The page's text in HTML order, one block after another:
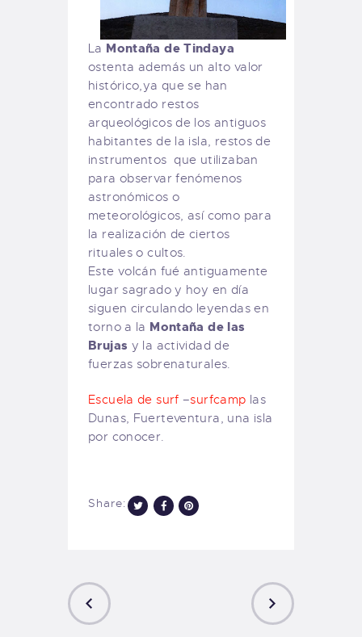
La Montaña de Tindaya
ostenta además un alto valor
histórico,ya que se han
encontrado restos
arqueológicos de los antiguos
habitantes de la isla, restos de
instrumentos que utilizaban
para observar fenómenos
astronómicos o
meteorológicos, así como para
la realización de ciertos
rituales o cultos.
Este volcán fué antiguamente
lugar sagrado y hoy en día
siguen circulando leyendas en
torno a la Montaña de las
Brujas y la actividad de
fuerzas sobrenaturales.
Escuela de surf –surfcamp las
Dunas, Fuerteventura, una isla
por conocer.
Share: